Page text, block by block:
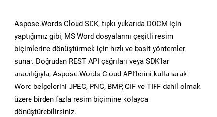
Aspose.Words Cloud SDK, tıpkı yukarıda DOCM için
yaptığımız gibi, MS Word dosyalarını çeşitli resim
biçimlerine dönüştürmek için hızlı ve basit yöntemler
sunar. Doğrudan REST API çağrıları veya SDK’lar
aracılığıyla, Aspose.Words Cloud API’lerini kullanarak
Word belgelerini JPEG, PNG, BMP, GIF ve TIFF dahil olmak
üzere birden fazla resim biçimine kolayca
dönüştürebilirsiniz.